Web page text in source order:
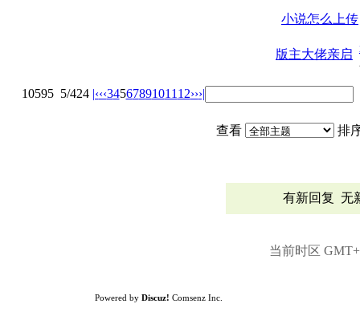
小说怎么上传
版主大佬亲启
10595 5/424 |‹‹‹34567891011 12›››|
查看 排
有新回复 无
当前时区
Powered by Discuz! Comsenz Inc.